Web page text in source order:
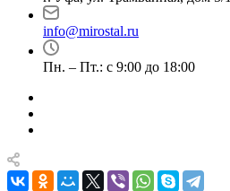
info@mirostal.ru
Пн. – Пт.: с 9:00 до 18:00